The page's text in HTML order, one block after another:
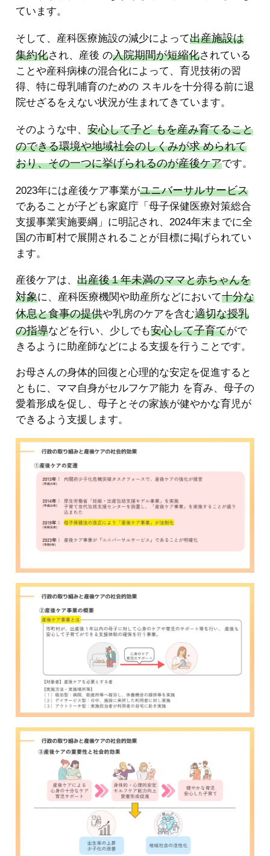
ています。
そして、産科医療施設の減少によって出産施設は
集約化され、産後 の入院期間が短縮化されている
ことや産科病棟の混合化によって、育児技術の習
得、特に母乳哺育のための スキルを十分得る前に退
院せざるをえない状況が生まれてきています。
そのような中、 安心して子ど もを産み育てること
のできる環境や地域社会のしくみが求 められて
おり、その一つに挙げられるのが産後ケアです。
2023年には産後ケア事業がユニバーサルサービス
であることが子ども家庭庁「母子保健医療対策総合
支援事業実施要綱」に明記され、2024年末までに全
国の市町村で展開されることが目標に掲げられてい
ます。
産後ケアは、 出産後１年未満のママと赤ちゃんを
対象に、産科医療機関や助産所などにおいて十分な
休息と食事の提供や乳房のケアを含む適切な授乳
の指導などを行い、少しでも安心して子育てがで
きるように助産師などによる支援を行うことです。
お母さんの身体的回復と心理的な安定を促進すると
ともに、ママ自身がセルフケア能力 を育み、母子の
愛着形成を促し、母子とその家族が健やかな育児が
できるよう支援します。